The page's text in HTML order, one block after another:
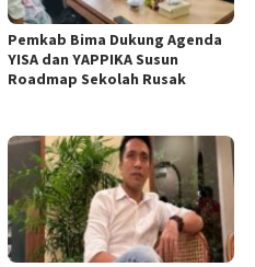
Pemkab Bima Dukung Agenda
YISA dan YAPPIKA Susun
Roadmap Sekolah Rusak